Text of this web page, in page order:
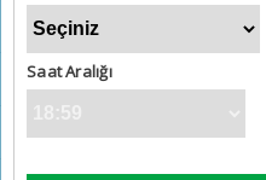
Saat Aralığı